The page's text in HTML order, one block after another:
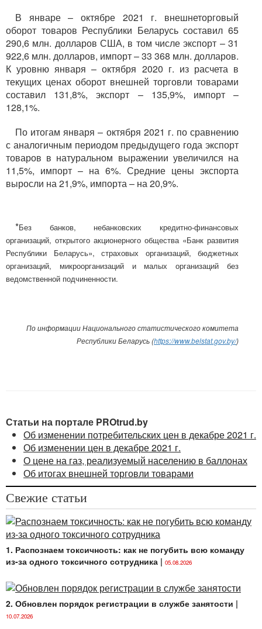
В январе – октябре 2021 г. внешнеторговый
оборот товаров Республики Беларусь составил 65
290,6 млн. долларов США, в том числе экспорт – 31
922,6 млн. долларов, импорт – 33 368 млн. долларов.
К уровню января – октября 2020 г. из расчета в
текущих ценах оборот внешней торговли товарами
составил 131,8%, экспорт – 135,9%, импорт –
128,1%.
По итогам января – октября 2021 г. по сравнению
с аналогичным периодом предыдущего года экспорт
товаров в натуральном выражении увеличился на
11,5%, импорт – на 6%. Средние цены экспорта
выросли на 21,9%, импорта – на 20,9%.
*Без банков, небанковских кредитно-финансовых
организаций, открытого акционерного общества «Банк развития
Республики Беларусь», страховых организаций, бюджетных
организаций, микроорганизаций и малых организаций без
ведомственной подчиненности.
По информации Национального статистического комитета
Республики Беларусь (https://www.belstat.gov.by/)
Статьи на портале PROtrud.by
Об изменении потребительских цен в декабре 2021 г.
Об изменении цен в декабре 2021 г.
О цене на газ, реализуемый населению в баллонах
Об итогах внешней торговли товарами
Свежие статьи
1. Распознаем токсичность: как не погубить всю команду
из-за одного токсичного сотрудника | 05.08.2026
2. Обновлен порядок регистрации в службе занятости |
10.07.2026